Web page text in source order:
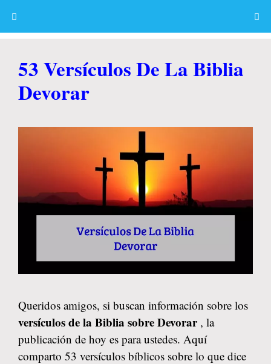
53 Versículos De La Biblia
Devorar
Queridos amigos, si buscan información sobre los
versículos de la Biblia sobre Devorar , la
publicación de hoy es para ustedes. Aquí
comparto 53 versículos bíblicos sobre lo que dice